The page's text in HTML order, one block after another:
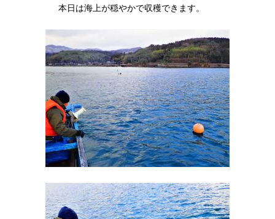
本日は海上が穏やかで収穫できます。